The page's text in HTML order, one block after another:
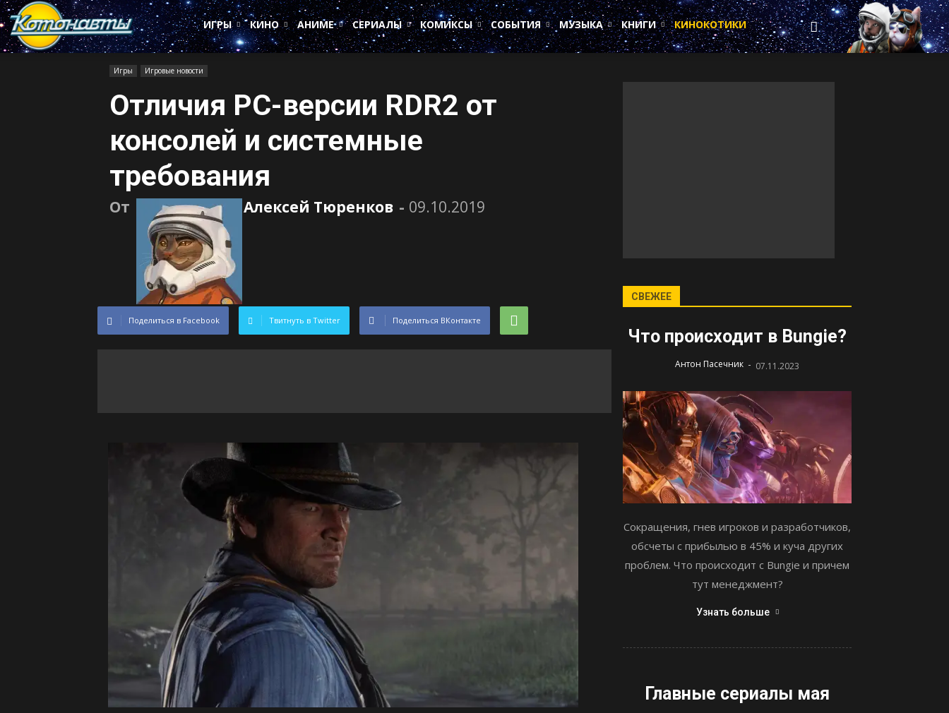
Котонавты
ИГРЫ
КИНО АНИМЕ СЕРИАЛЫ КОМИКСЫ СОБЫТИЯ МУЗЫКА КНИГИ КИНОКОТИКИ
Игры Игровые новости
Отличия PC-версии RDR2 от
консолей и системные
требования
От Алексей Тюренков - 09.10.2019
Поделиться в Facebook Твитнуть в Twitter Поделиться ВКонтакте
СВЕЖЕЕ
Что происходит в Bungie?
Антон Пасечник - 07.11.2023
Сокращения, гнев игроков и разработчиков,
обсчеты с прибылью в 45% и куча других
проблем. Что происходит с Bungie и причем
тут менеджмент?
Узнать больше
Главные сериалы мая